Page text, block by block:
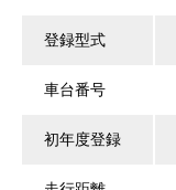
登録型式
車台番号
初年度登録